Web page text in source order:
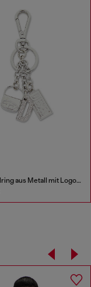
Schlüsselring aus Metall mit Logo-Charms